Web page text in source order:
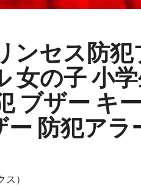
ンセス防
女の子 小
ブザー キ
防犯アラ
）